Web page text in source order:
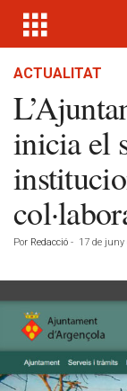
ACTUALITAT
inicia el
Por Redacció - 17 de juny